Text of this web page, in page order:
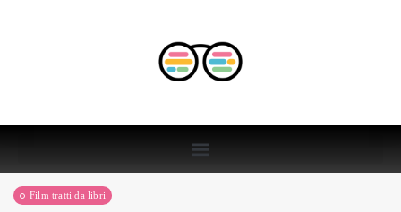
Film tratti da libri